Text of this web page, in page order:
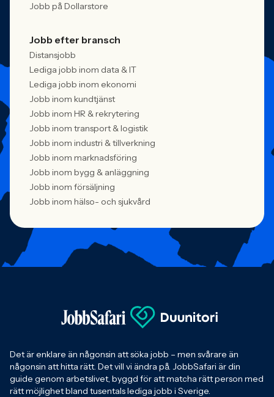
Jobb på Dollarstore
Jobb efter bransch
Distansjobb
Lediga jobb inom data & IT
Lediga jobb inom ekonomi
Jobb inom kundtjänst
Jobb inom HR & rekrytering
Jobb inom transport & logistik
Jobb inom industri & tillverkning
Jobb inom marknadsföring
Jobb inom bygg & anläggning
Jobb inom försäljning
Jobb inom hälso- och sjukvård
Det är enklare än någonsin att söka jobb – men svårare än
någonsin att hitta rätt. Det vill vi ändra på. JobbSafari är din
guide genom arbetslivet, byggd för att matcha rätt person med
rätt möjlighet bland tusentals lediga jobb i Sverige.